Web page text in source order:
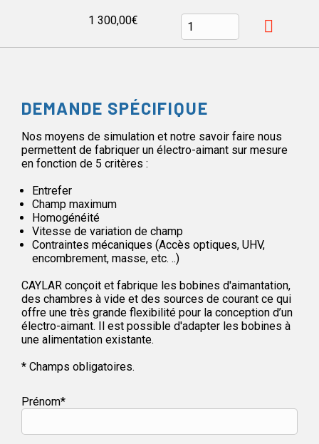
1 300,00€
DEMANDE SPÉCIFIQUE
Nos moyens de simulation et notre savoir faire nous
permettent de fabriquer un électro-aimant sur mesure
en fonction de 5 critères :
Entrefer
Champ maximum
Homogénéité
Vitesse de variation de champ
Contraintes mécaniques (Accès optiques, UHV,
encombrement, masse, etc. ..)
CAYLAR conçoit et fabrique les bobines d'aimantation,
des chambres à vide et des sources de courant ce qui
offre une très grande flexibilité pour la conception d’un
électro-aimant. Il est possible d'adapter les bobines à
une alimentation existante.
* Champs obligatoires.
Prénom*